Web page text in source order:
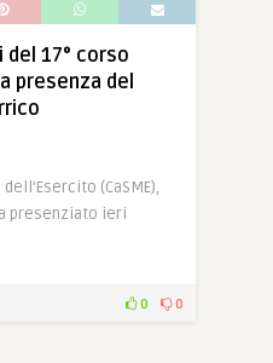
del 17° corso
presenza del
(CaSME),
presenziato ieri
0 0